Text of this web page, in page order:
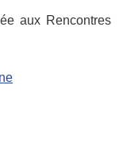
aux Rencontres